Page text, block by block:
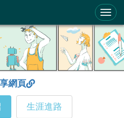
助系統
網頁
生涯進路